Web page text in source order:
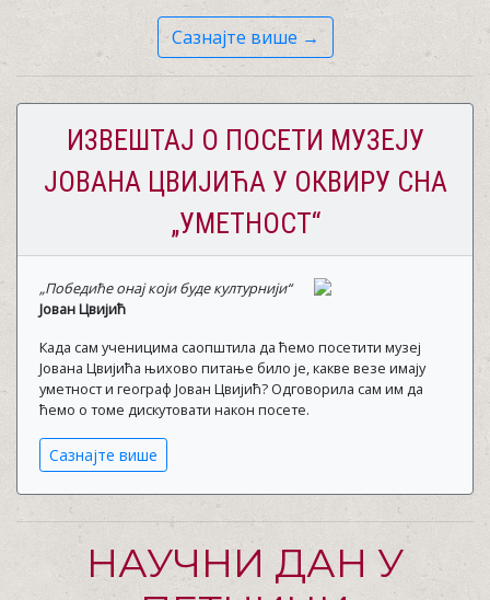
Сазнајте више →
ИЗВЕШТАЈ О ПОСЕТИ МУЗЕЈУ
ЈОВАНА ЦВИЈИЋА У ОКВИРУ СНА
„УМЕТНОСТ“
„Победиће онај који буде културнији“
Јован Цвијић
Када сам ученицима саопштила да ћемо посетити музеј
Јована Цвијића њихово питање било је, какве везе имају
уметност и географ Јован Цвијић? Одговорила сам им да
ћемо о томе дискутовати након посете.
Сазнајте више
НАУЧНИ ДАН У